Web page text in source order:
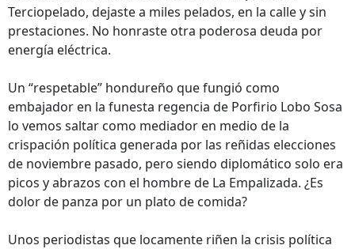
Terciopelado, dejaste a miles pelados, en la calle y sin
prestaciones. No honraste otra poderosa deuda por
energía eléctrica.
Un “respetable” hondureño que fungió como
embajador en la funesta regencia de Porfirio Lobo Sosa
lo vemos saltar como mediador en medio de la
crispación política generada por las reñidas elecciones
de noviembre pasado, pero siendo diplomático solo era
picos y abrazos con el hombre de La Empalizada. ¿Es
dolor de panza por un plato de comida?
Unos periodistas que locamente riñen la crisis política